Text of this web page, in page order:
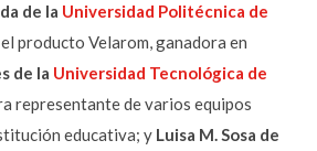
de la Universidad Politécnica de
el producto Velarom, ganadora en
de la Universidad Tecnológica de
representante de varios equipos
educativa; y Luisa M. Sosa de